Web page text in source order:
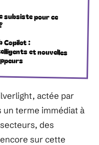
subsiste pour ce
Copilot :
nouvelles
actée par
un terme immédiat à
des
sur cette